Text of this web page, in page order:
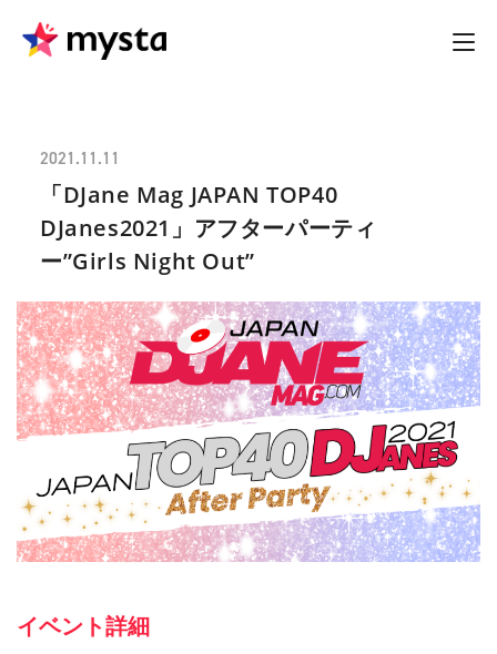
2021.11.11
「DJane Mag JAPAN TOP40
DJanes2021」アフターパーティ
ー”Girls Night Out”
イベント詳細